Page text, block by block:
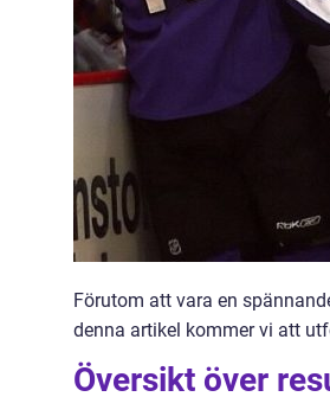
Förutom att vara en
denna artikel kommer vi att
Översikt över